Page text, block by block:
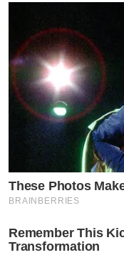
by TVPOOL ONLINE
These Photos
BRAINBERRIES
Remember This
Transformation